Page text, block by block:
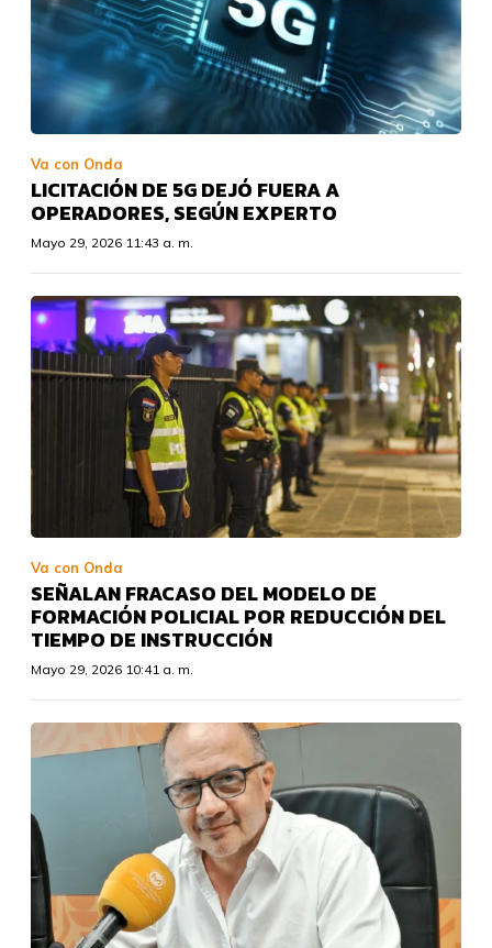
Va con Onda
LICITACIÓN DE 5G DEJÓ FUERA A
OPERADORES, SEGÚN EXPERTO
Mayo 29, 2026 11:43 a. m.
Va con Onda
SEÑALAN FRACASO DEL MODELO DE
FORMACIÓN POLICIAL POR REDUCCIÓN DEL
TIEMPO DE INSTRUCCIÓN
Mayo 29, 2026 10:41 a. m.